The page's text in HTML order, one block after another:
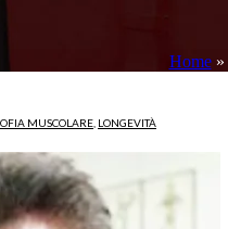
Home»
MUSCOLARE LONGEVITÀ